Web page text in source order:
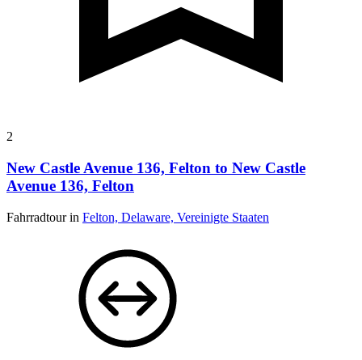
2
New Castle Avenue 136, Felton to New Castle
Avenue 136, Felton
Fahrradtour in Felton, Delaware, Vereinigte Staaten